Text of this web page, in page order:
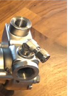
Slideshow Items